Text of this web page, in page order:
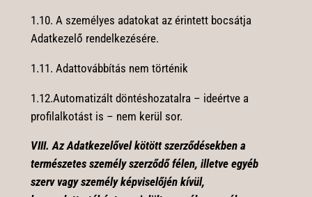
1.10. A személyes adatokat az érintett bocsátja
Adatkezelő rendelkezésére.
1.11. Adattovábbítás nem történik
1.12.Automatizált döntéshozatalra – ideértve a
profilalkotást is – nem kerül sor.
VIII. Az Adatkezelővel kötött szerződésekben a
természetes személy szerződő félen, illetve egyéb
szerv vagy személy képviselőjén kívül,